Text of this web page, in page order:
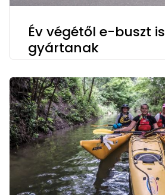
Év végétől e-buszt is
gyártanak